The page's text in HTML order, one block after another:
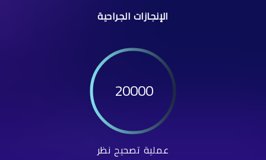
الإنجازات الجراحية
20000
عملية تصحيح نظر